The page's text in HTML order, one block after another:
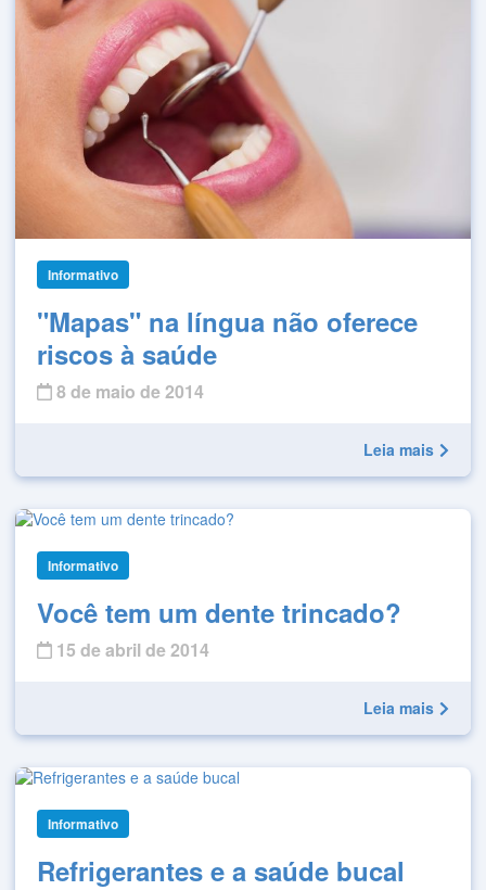
Informativo
"Mapas" na língua não oferece
riscos à saúde
8 de maio de 2014
Leia mais
Informativo
Você tem um dente trincado?
15 de abril de 2014
Leia mais
Informativo
Refrigerantes e a saúde bucal